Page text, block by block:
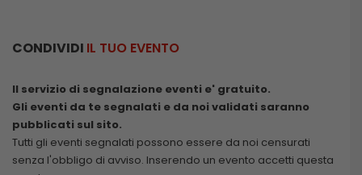
CONDIVIDI IL TUO EVENTO
Il servizio di segnalazione eventi e' gratuito.
Gli eventi da te segnalati e da noi validati saranno
pubblicati sul sito.
Tutti gli eventi segnalati possono essere da noi censurati
senza l'obbligo di avviso. Inserendo un evento accetti questa